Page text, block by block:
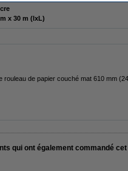
610 mm x 30 m (lxL)
rouleau de papier couché mat 610 mm
qui ont également commandé